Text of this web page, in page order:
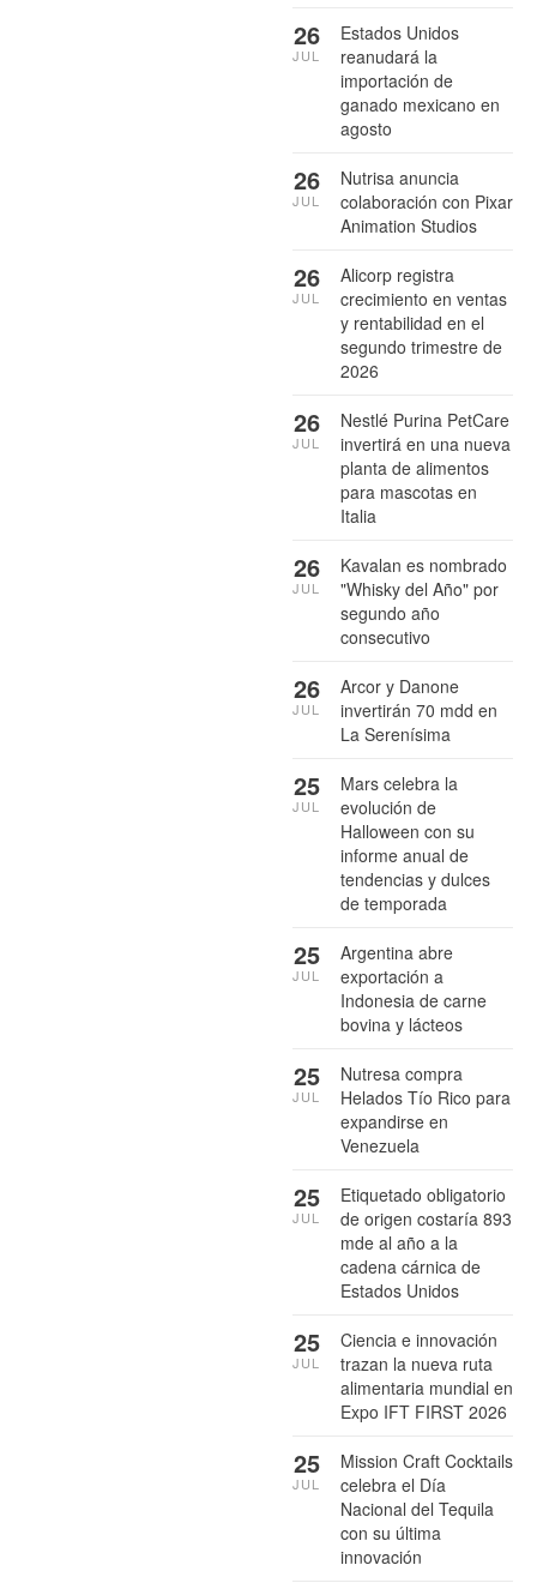
Estados Unidos
reanudará la
importación de
ganado mexicano en
agosto
26
JUL
Nutrisa anuncia
colaboración con Pixar
Animation Studios
26
JUL
Alicorp registra
crecimiento en ventas
y rentabilidad en el
segundo trimestre de
2026
26
JUL
Nestlé Purina PetCare
invertirá en una nueva
planta de alimentos
para mascotas en
Italia
26
JUL
Kavalan es nombrado
"Whisky del Año" por
segundo año
consecutivo
26
JUL
Arcor y Danone
invertirán 70 mdd en
La Serenísima
26
JUL
Mars celebra la
evolución de
Halloween con su
informe anual de
tendencias y dulces
de temporada
25
JUL
Argentina abre
exportación a
Indonesia de carne
bovina y lácteos
25
JUL
Nutresa compra
Helados Tío Rico para
expandirse en
Venezuela
25
JUL
Etiquetado obligatorio
de origen costaría 893
mde al año a la
cadena cárnica de
Estados Unidos
25
JUL
Ciencia e innovación
trazan la nueva ruta
alimentaria mundial en
Expo IFT FIRST 2026
25
JUL
Mission Craft Cocktails
celebra el Día
Nacional del Tequila
con su última
innovación
25
JUL